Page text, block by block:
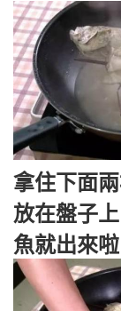
拿住下面
放在盤子
魚就出來